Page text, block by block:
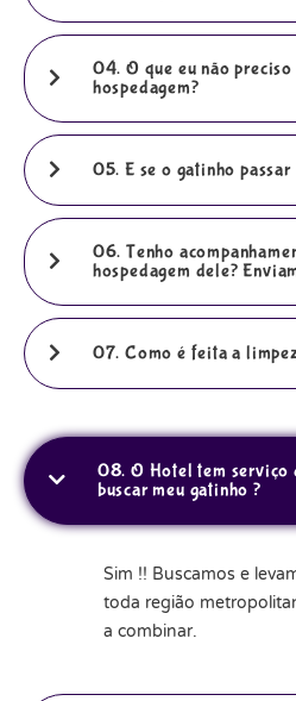
04. O que eu não
hospedagem?
05. E se o gatinho passar
06. Tenho
hospedagem dele?
07. Como é feita a
08. O Hotel tem serviço
buscar meu gatinho ?
Sim !! Buscamos e
toda região
a combinar.